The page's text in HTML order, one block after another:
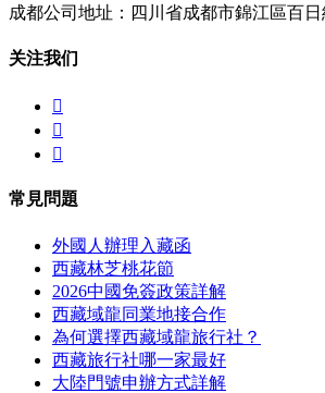
成都公司地址：四川省成都市錦江區百
关注我们



常見問題
外國人辦理入藏函
西藏林芝桃花節
2026中國免簽政策詳解
西藏域龍同業地接合作
為何選擇西藏域龍旅行社？
西藏旅行社哪一家最好
大陸門號申辦方式詳解